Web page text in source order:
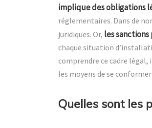
implique des obligations
réglementaires. Dans de
juridiques. Or, les sanctions
chaque situation
comprendre ce cadre
les moyens de se
Quelles sont les